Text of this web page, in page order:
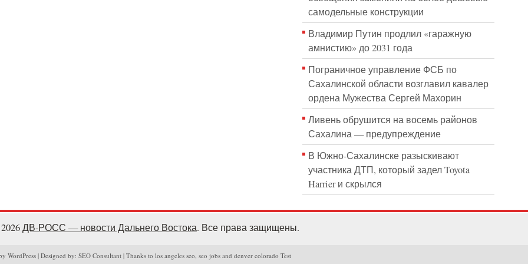
самодельные конструкции
Владимир Путин продлил «гаражную
амнистию» до 2031 года
Пограничное управление ФСБ по
Сахалинской области возглавил кавалер
ордена Мужества Сергей Махорин
Ливень обрушится на восемь районов
Сахалина — предупреждение
В Южно-Сахалинске разыскивают
участника ДТП, который задел Toyota
Harrier и скрылся
ДВ-РОСС — новости Дальнего Востока. Все права защищены.
WordPress | Designed by: SEO Consultant | Thanks to los angeles seo, seo jobs and denver colorado Test